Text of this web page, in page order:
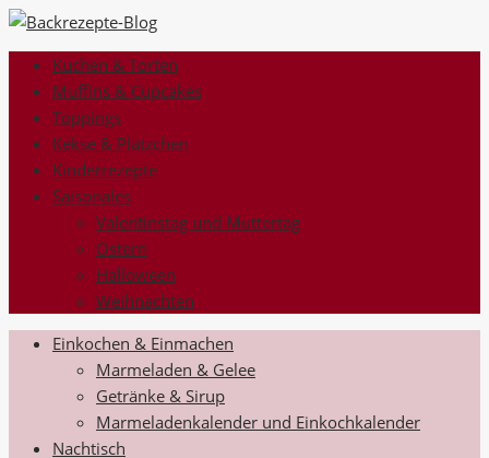
Kuchen & Torten
Muffins & Cupcakes
Toppings
Kekse & Plätzchen
Kinderrezepte
Saisonales
Valentinstag und Muttertag
Ostern
Halloween
Weihnachten
Einkochen & Einmachen
Marmeladen & Gelee
Getränke & Sirup
Marmeladenkalender und Einkochkalender
Nachtisch